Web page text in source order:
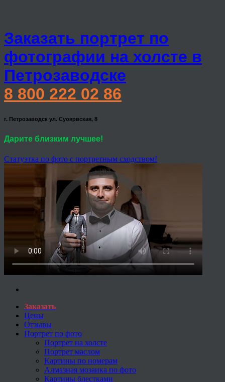
Заказать портрет по
фотографии на холсте в
Петрозаводске
8 800 222 02 86
г. Петрозаводск ул. Суоярвская, 8
Дарите близким лучшее!
Статуэтка по фото с портретным сходством!
Заказать
Цены
Отзывы
Портрет по фото
Портрет на холсте
Портрет маслом
Картины по номерам
Алмазная мозаика по фото
Картины блестками